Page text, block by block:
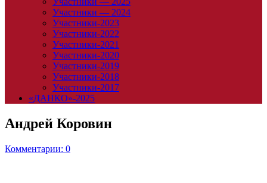
Участники — 2024
Участники-2023
Участники-2022
Участники-2021
Участники-2020
Участники-2019
Участники-2018
Участники-2017
«ДАНКО»-2025
Андрей Коровин
Комментарии: 0